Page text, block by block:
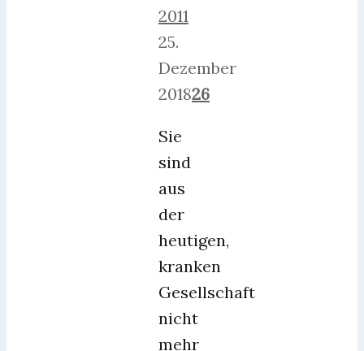
2011
25.
Dezember
201826
Sie
sind
aus
der
heutigen,
kranken
Gesellschaft
nicht
mehr